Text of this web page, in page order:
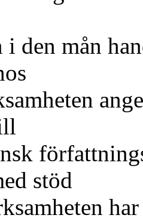
i den mån
stöd